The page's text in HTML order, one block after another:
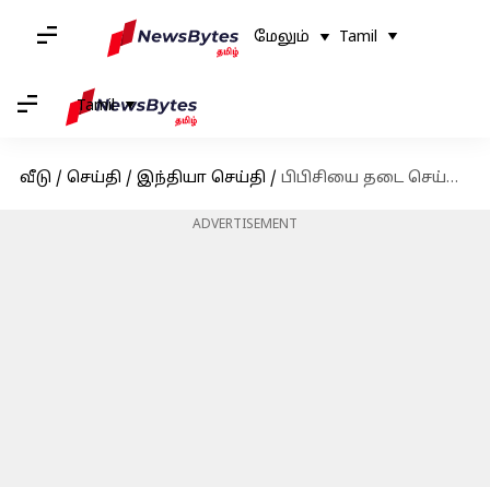
மேலும் Tamil
Tamil
வீடு / செய்தி / இந்தியா செய்தி / பிபிசியை தடை செய்ய கோரிய மனுவை நிராகரித்தது உச்ச நீதிமன்றம்
ADVERTISEMENT